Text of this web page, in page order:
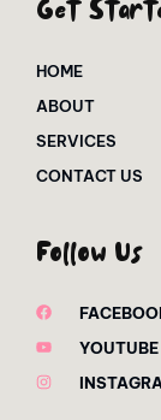
Get
HOME
ABOUT
SERVICES
CONTACT US
Follow Us
YOUTUBE